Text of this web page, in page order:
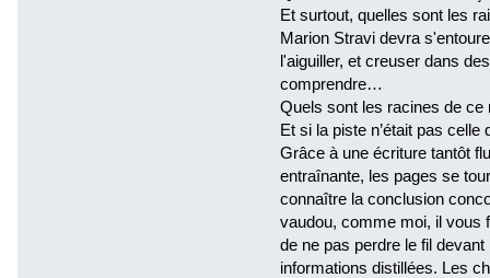
Et surtout, quelles sont les
Marion Stravi devra
l'aiguiller, et creuser dans
comprendre…
Quels sont les racines de ce
Et si la piste n’était pas celle
Grâce à une écriture tantôt
entraînante, les pages se
connaître la conclusion
vaudou, comme moi, il vous
de ne pas perdre le fil
informations distillées. Les